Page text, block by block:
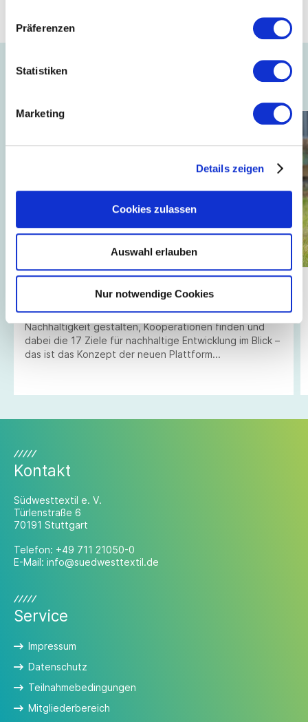
Präferenzen
Statistiken
Marketing
Details zeigen
Cookies zulassen
Auswahl erlauben
Nur notwendige Cookies
Jetzt online: Netzwerk-Plattform Textil für Morgen
Nachhaltigkeit gestalten, Kooperationen finden und
dabei die 17 Ziele für nachhaltige Entwicklung im Blick –
das ist das Konzept der neuen Plattform
Kontakt
Südwesttextil e. V.
Türlenstraße 6
70191 Stuttgart
Telefon: +49 711 21050-0
E-Mail: info@suedwesttextil.de
Service
Impressum
Datenschutz
Teilnahmebedingungen
Mitgliederbereich